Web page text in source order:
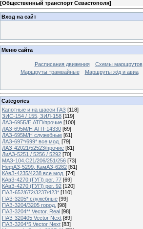
[Общественный транспорт Севастополя]
Вход на сайт
Меню сайта
Расписания движения Схемы маршрутов
Маршруты трамвайные
Маршруты ж/д и авиа
Categories
Капотные и на шасси ГАЗ [118]
ЗИС-154 / 155, ЗИЛ-158 [119]
ЛАЗ-695Б/Е АТП/прочие [100]
ЛАЗ-695М/Н АТП-14330 [69]
ЛАЗ-695М/Н служебные [61]
ЛАЗ-697*/699* все мод. [79]
ЛАЗ-42021/52523/прочие [81]
ЛиАЗ-5251 / 5256 / 5292 [70]
МАЗ-104.C21/206/251/256 [73]
НефАЗ-5299, КамАЗ-6282 [81]
КАвЗ-4235/4238 все мод. [74]
КАвЗ-4270 (ГУП) рег. 77 [69]
КАвЗ-4270 (ГУП) рег. 92 [120]
ПАЗ-652/672/3237/423* [110]
ПАЗ-3205* служебные [99]
ПАЗ-3204/3205 город. [98]
ПАЗ-3204** Vector, Real [98]
ПАЗ-320405 Vector Next [89]
ПАЗ-3204*5 Vector Next [83]